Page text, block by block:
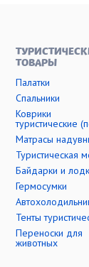
ТОВАРЫ
Палатки
Cпальники
Коврики
туристические
Матрасы
Туристическая
Байдарки и
Гермосумки
Тенты
Переноски для
животных